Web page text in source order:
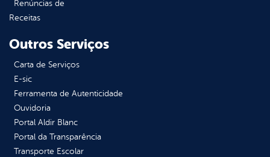
Renúncias de
Receitas
Outros Serviços
Carta de Serviços
E-sic
Ferramenta de Autenticidade
Ouvidoria
Portal Aldir Blanc
Portal da Transparência
Transporte Escolar